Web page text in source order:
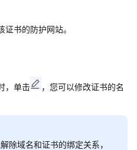
证书的防护网站。
，单击
，您可以修改证书的名
除域名和证书的绑定关系，